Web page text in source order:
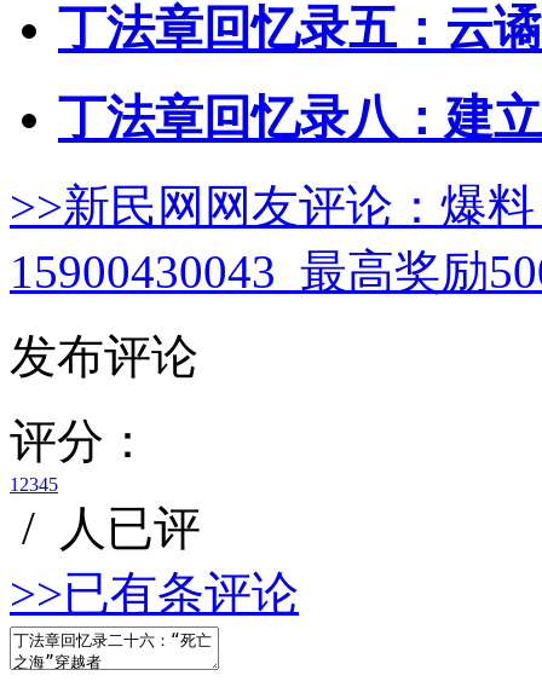
丁法章回忆录五：云
丁法章回忆录八：建
>>新民网网友评论： 爆
15900430043 最高奖励
发布评论
评分：
1 2345
/
人已评
>>已有条评论